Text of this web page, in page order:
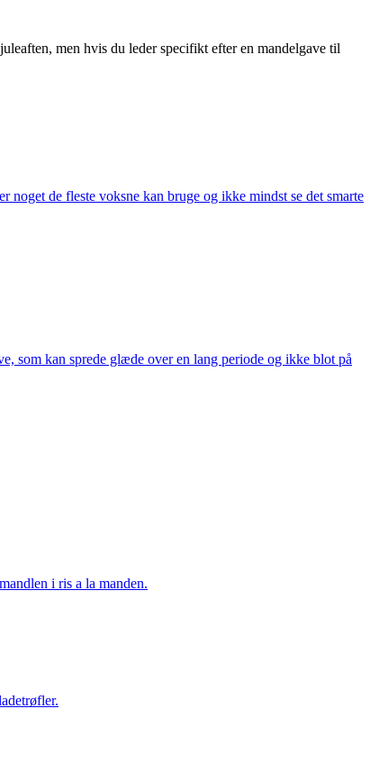
men hvis du leder specifikt efter en mandelgave til
de fleste voksne kan bruge og ikke mindst se det smarte
som kan sprede glæde over en lang periode og ikke blot på
i ris a la manden.